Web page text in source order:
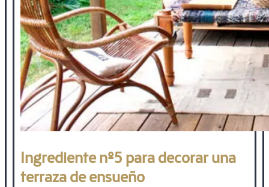
Ingrediente nº5 para decorar una
terraza de ensueño